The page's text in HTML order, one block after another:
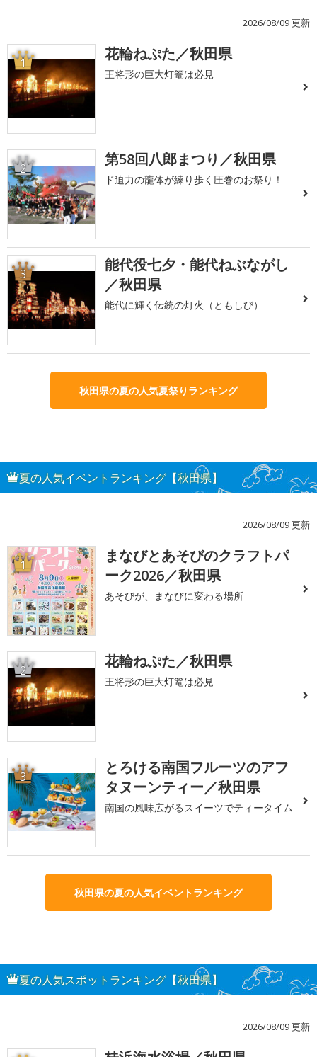
2026/08/09 更新
1 花輪ねぷた／秋田県
王将形の巨大灯篭は必見
2 第58回八郎まつり／秋田県
ド迫力の龍体が練り歩く圧巻のお祭り！
3
能代役七夕・能代ねぶながし
／秋田県
能代に輝く伝統の灯火（ともしび）
秋田県の夏の人気夏祭りランキング
夏の人気イベントランキング【秋田県】
2026/08/09 更新
1
まなびとあそびのクラフトパ
ーク2026／秋田県
あそびが、まなびに変わる場所
2 花輪ねぷた／秋田県
王将形の巨大灯篭は必見
3
とろける南国フルーツのアフ
タヌーンティー／秋田県
南国の風味広がるスイーツでティータイム
秋田県の夏の人気イベントランキング
夏の人気スポットランキング【秋田県】
2026/08/09 更新